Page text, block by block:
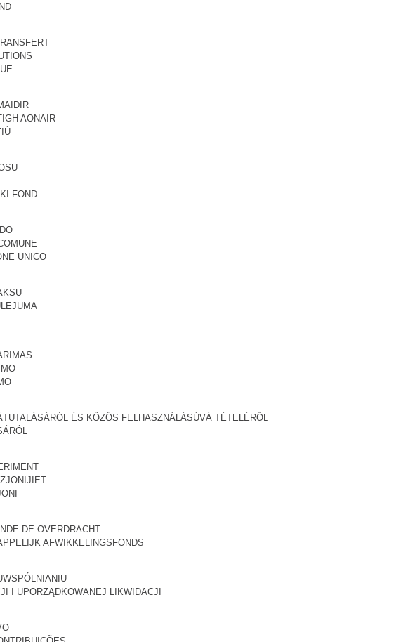
AONAIR
FOND
UNICO
ÉS KÖZÖS FELHASZNÁLÁSÚVÁ TÉTELÉRŐL
DE OVERDRACHT
AFWIKKELINGSFONDS
I UPORZĄDKOWANEJ LIKWIDACJI